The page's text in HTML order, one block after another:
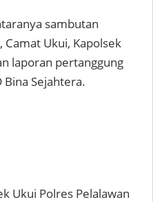
sambutan
Camat Ukui, Kapolsek
laporan pertanggung
Bina Sejahtera.
Ukui Polres Pelalawan